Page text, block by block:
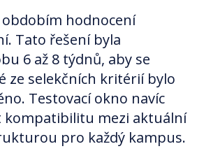
hodnocení
Tato řešení byla
6 až 8 týdnů, aby se
ze selekčních kritérií bylo
Testovací okno navíc
kompatibilitu mezi aktuální
pro každý kampus.